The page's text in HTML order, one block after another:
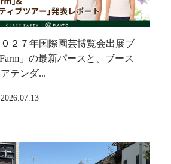
２７年国際園芸博覧会出展ブ
」の最新パースと、ブース
テンダ...
2026.07.13